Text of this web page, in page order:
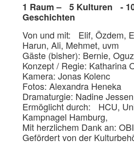
1 Raum – 5 Kulturen -
Geschichten
Von und mit: Elif, Özdem,
Harun, Ali, Mehmet, uvm
Gäste (bisher): Bernie, Oguz
Konzept / Regie: Katharina
Kamera: Jonas Kolenc
Fotos: Alexandra Heneka
Dramaturgie: Nadine
Ermöglicht durch: HCU,
Kampnagel Hamburg,
Mit herzlichem Dank an:
Gefördert von der